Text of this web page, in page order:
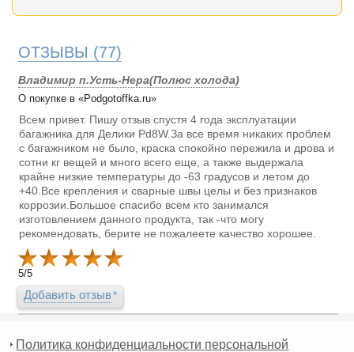
ОТЗЫВЫ (77)
Владимир п.Усть-Нера(Полюс холода)
О покупке в «Podgotoffka.ru»
Всем привет. Пишу отзыв спустя 4 года эксплуатации
багажника для Делики Pd8W.За все время никаких проблем
с багажником не было, краска спокойно пережила и дрова и
сотни кг вещей и много всего еще, а также выдержала
крайне низкие температуры до -63 градусов и летом до
+40.Все крепления и сварные швы целы и без признаков
коррозии.Большое спасибо всем кто занимался
изготовлением данного продукта, так -что могу
рекомендовать, берите не пожалеете качество хорошее.
5/5
Добавить отзыв
Политика конфиденциальности персональной